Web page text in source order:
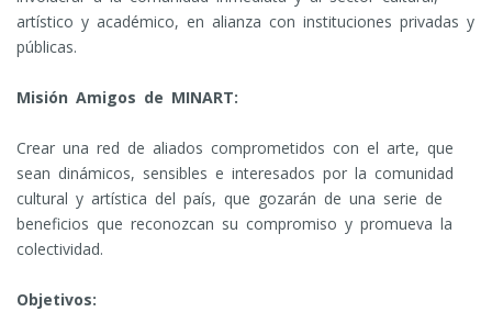
artístico y académico, en alianza con instituciones privadas y
públicas.
Misión Amigos de MINART:
Crear una red de aliados comprometidos con el arte, que
sean dinámicos, sensibles e interesados por la comunidad
cultural y artística del país, que gozarán de una serie de
beneficios que reconozcan su compromiso y promueva la
colectividad.
Objetivos: